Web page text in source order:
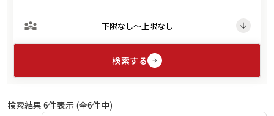
検索する
検索結果 6件表示 (全6件中)